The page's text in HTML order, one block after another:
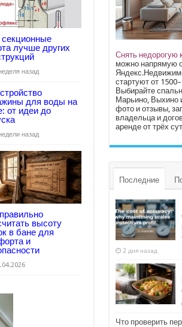
лучше других
назад
для воды на
от идеи до
назад
высоту
в бане для
и
Снять недорогую
можно напрямую
стартуют от
Выбирайте
Марьино, Выхино
фото и отзывы,
владельца и
аренде от трёх
Последние
2 дня назад
Что проверить